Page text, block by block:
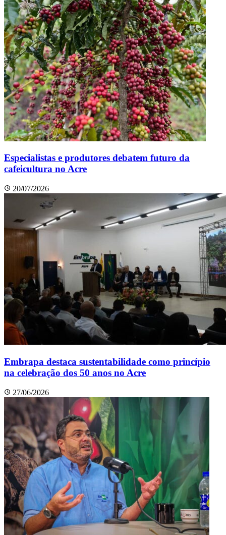
Especialistas e produtores debatem futuro da
cafeicultura no Acre
20/07/2026
Embrapa destaca sustentabilidade como princípio
na celebração dos 50 anos no Acre
27/06/2026